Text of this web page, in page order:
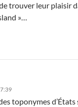
trouver leur plaisir
»…
toponymes d’États